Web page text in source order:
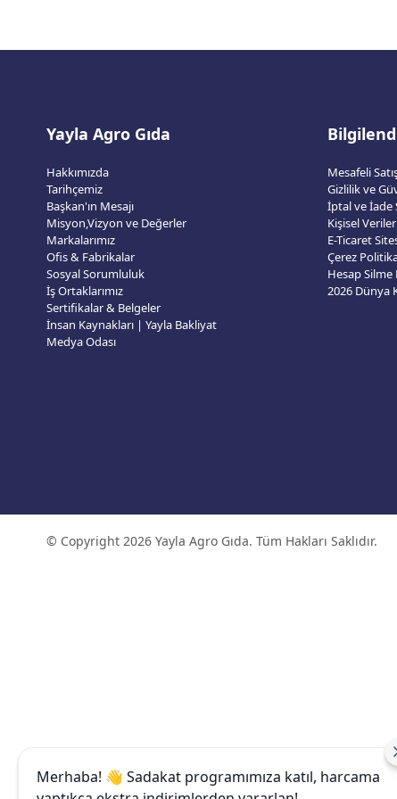
Yayla Agro Gıda
Hakkımızda
Tarihçemiz
Başkan'ın Mesajı
Misyon,Vizyon ve Değerler
Markalarımız
Ofis & Fabrikalar
Sosyal Sorumluluk
İş Ortaklarımız
Sertifikalar & Belgeler
İnsan Kaynakları | Yayla Bakliyat
Medya Odası
Mesafeli
Gizlilik ve
İptal ve İade
Kişisel
E-Ticaret
Çerez
Hesap Silme
© Copyright 2026 Yayla Agro Gıda. Tüm Hakları Saklıdır.
Merhaba! 👋 Sadakat programımıza katıl, harcama